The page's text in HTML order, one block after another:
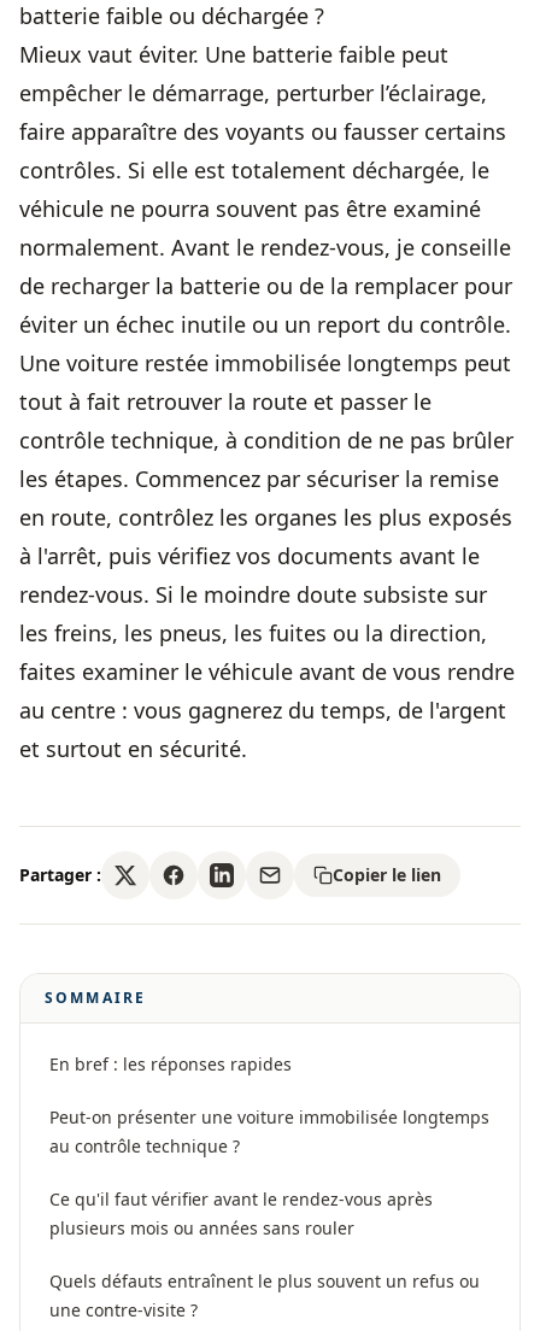
batterie faible ou déchargée ?
Mieux vaut éviter. Une batterie faible peut
empêcher le démarrage, perturber l’éclairage,
faire apparaître des voyants ou fausser certains
contrôles. Si elle est totalement déchargée, le
véhicule ne pourra souvent pas être examiné
normalement. Avant le rendez-vous, je conseille
de recharger la batterie ou de la remplacer pour
éviter un échec inutile ou un report du contrôle.
Une voiture restée immobilisée longtemps peut
tout à fait retrouver la route et passer le
contrôle technique, à condition de ne pas brûler
les étapes. Commencez par sécuriser la remise
en route, contrôlez les organes les plus exposés
à l'arrêt, puis vérifiez vos documents avant le
rendez-vous. Si le moindre doute subsiste sur
les freins, les pneus, les fuites ou la direction,
faites examiner le véhicule avant de vous rendre
au centre : vous gagnerez du temps, de l'argent
et surtout en sécurité.
Partager : Copier le lien
SOMMAIRE
En bref : les réponses rapides
Peut-on présenter une voiture immobilisée longtemps
au contrôle technique ?
Ce qu'il faut vérifier avant le rendez-vous après
plusieurs mois ou années sans rouler
Quels défauts entraînent le plus souvent un refus ou
une contre-visite ?